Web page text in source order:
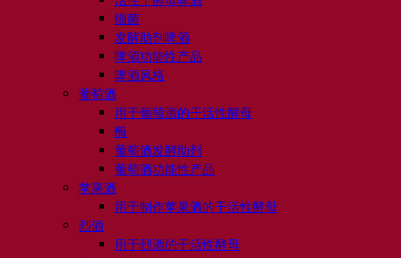
细菌
发酵助剂啤酒
啤酒功能性产品
啤酒风格
葡萄酒
用于葡萄酒的干活性酵母
酶
葡萄酒发酵助剂
葡萄酒功能性产品
苹果酒
用于制作苹果酒的干活性酵母
烈酒
用于烈酒的干活性酵母